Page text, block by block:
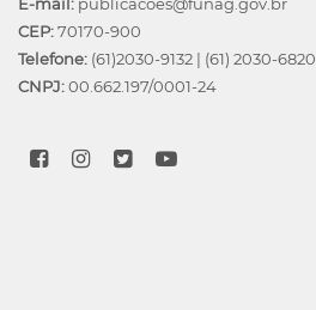
E-mail: publicacoes@funag.gov.br
CEP:70170-900
Telefone: (61)2030-9132 | (61) 2030-6820
CNPJ:00.662.197/0001-24